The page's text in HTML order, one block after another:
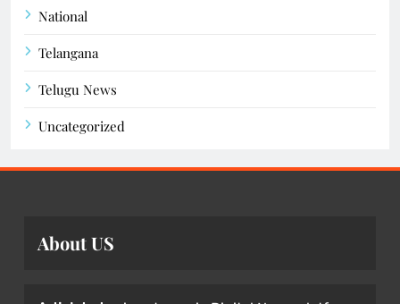
National
Telangana
Telugu News
Uncategorized
About US